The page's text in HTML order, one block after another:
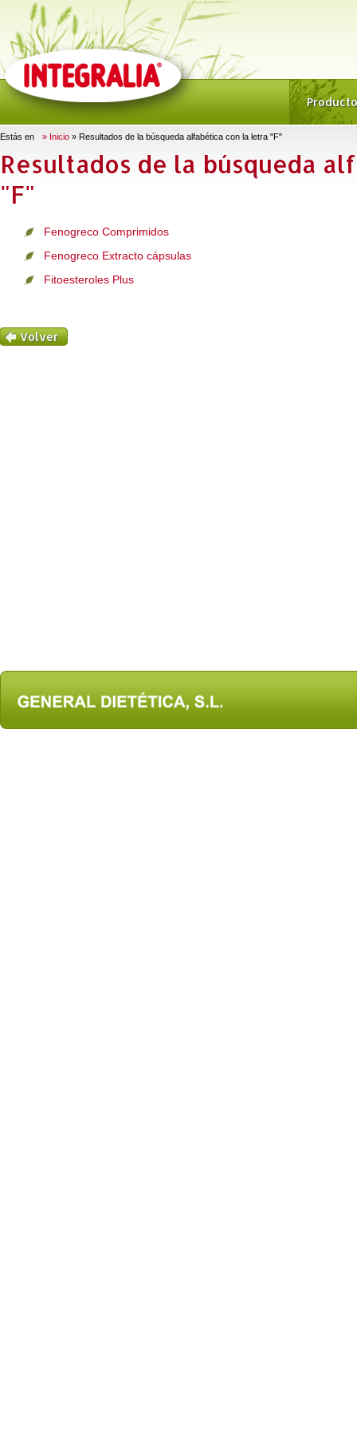
Estás en » Inicio » Resultados de la búsqueda alfabética con la letra "F"
Resultados de la búsqueda
"F"
Fenogreco Comprimidos
Fenogreco Extracto cápsulas
Fitoesteroles Plus
Volver